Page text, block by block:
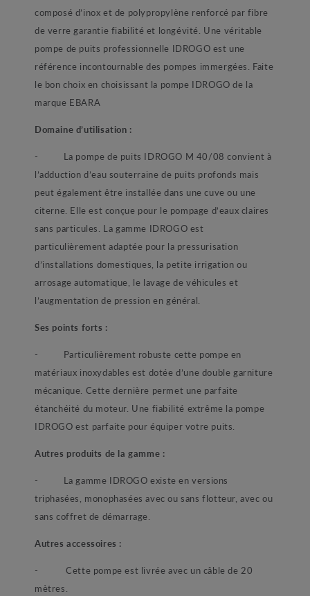
composé d’inox et de polypropylène renforcé par fibre
de verre garantie fiabilité et longévité. Une véritable
pompe de puits professionnelle IDROGO est une
référence incontournable des pompes immergées. Faite
le bon choix en choisissant la pompe IDROGO de la
marque EBARA
Domaine d’utilisation :
- La pompe de puits IDROGO M 40/08 convient à
l’adduction d’eau souterraine de puits profonds mais
peut également être installée dans une cuve ou une
citerne. Elle est conçue pour le pompage d’eaux claires
sans particules. La gamme IDROGO est
particulièrement adaptée pour la pressurisation
d’installations domestiques, la petite irrigation ou
arrosage automatique, le lavage de véhicules et
l’augmentation de pression en général.
Ses points forts :
- Particulièrement robuste cette pompe en
matériaux inoxydables est dotée d’une double garniture
mécanique. Cette dernière permet une parfaite
étanchéité du moteur. Une fiabilité extrême la pompe
IDROGO est parfaite pour équiper votre puits.
Autres produits de la gamme :
- La gamme IDROGO existe en versions
triphasées, monophasées avec ou sans flotteur, avec ou
sans coffret de démarrage.
Autres accessoires :
- Cette pompe est livrée avec un câble de 20
mètres.